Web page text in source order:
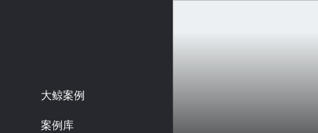
大鲸案例
案例库